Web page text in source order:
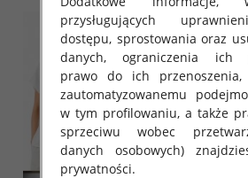
przysługujących
dostępu, sprostowania oraz
danych, ograniczenia ich
prawo do ich przenoszenia,
zautomatyzowanemu
w tym profilowaniu, a także
sprzeciwu wobec
danych osobowych)
prywatności.